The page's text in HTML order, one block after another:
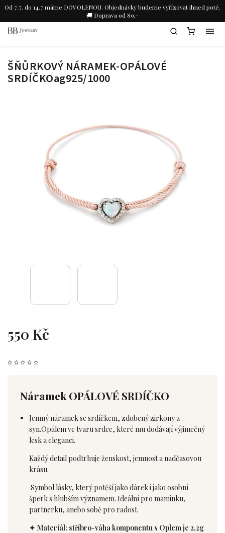
Od 7.7. do 14.7.máme DOVOLENOU. Objednávky budeme vyřízovat ihned poté.
🚚 Doprava od 89,-
ŠŇŮRKOVÝ NÁRAMEK-OPÁLOVÉ
SRDÍČKOag925/1000
550 Kč
Náramek OPÁLOVÉ SRDÍČKO
Jemný náramek se srdíčkem, zdobený zirkony a
syn.Opálem ve tvaru srdce, které mu dodávají výjimečný
lesk a eleganci.
Každý detail podtrhuje ženskost, jemnost a nadčasovou
krásu.
Symbol lásky, který potěší jako dárek i jako osobní
šperk s hlubším významem. Ideální pro maminku,
partnerku, anebo sobě pro radost.
✦ Materiál: stříbro-váha komponentu s Oplem je 2,2g